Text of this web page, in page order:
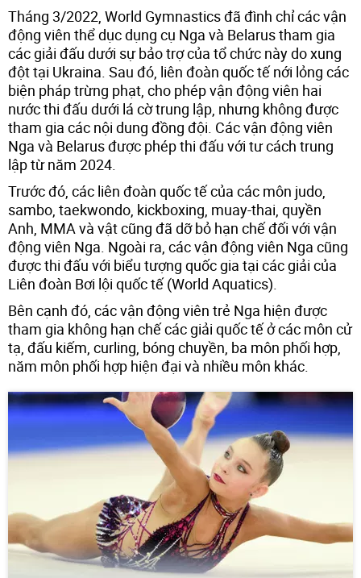
Tháng 3/2022, World Gymnastics đã đình chỉ các vận
động viên thể dục dụng cụ Nga và Belarus tham gia
các giải đấu dưới sự bảo trợ của tổ chức này do xung
đột tại Ukraina. Sau đó, liên đoàn quốc tế nới lỏng các
biện pháp trừng phạt, cho phép vận động viên hai
nước thi đấu dưới lá cờ trung lập, nhưng không được
tham gia các nội dung đồng đội. Các vận động viên
Nga và Belarus được phép thi đấu với tư cách trung
lập từ năm 2024.
Trước đó, các liên đoàn quốc tế của các môn judo,
sambo, taekwondo, kickboxing, muay-thai, quyền
Anh, MMA và vật cũng đã dỡ bỏ hạn chế đối với vận
động viên Nga. Ngoài ra, các vận động viên Nga cũng
được thi đấu với biểu tượng quốc gia tại các giải của
Liên đoàn Bơi lội quốc tế (World Aquatics).
Bên cạnh đó, các vận động viên trẻ Nga hiện được
tham gia không hạn chế các giải quốc tế ở các môn cử
tạ, đấu kiếm, curling, bóng chuyền, ba môn phối hợp,
năm môn phối hợp hiện đại và nhiều môn khác.